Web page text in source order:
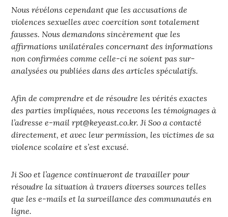
Nous révélons cependant que les accusations de
violences sexuelles avec coercition sont totalement
fausses. Nous demandons sincèrement que les
affirmations unilatérales concernant des informations
non confirmées comme celle-ci ne soient pas sur-
analysées ou publiées dans des articles spéculatifs.
Afin de comprendre et de résoudre les vérités exactes
des parties impliquées, nous recevons les témoignages à
l’adresse e-mail rpt@keyeast.co.kr. Ji Soo a contacté
directement, et avec leur permission, les victimes de sa
violence scolaire et s’est excusé.
Ji Soo et l’agence continueront de travailler pour
résoudre la situation à travers diverses sources telles
que les e-mails et la surveillance des communautés en
ligne.